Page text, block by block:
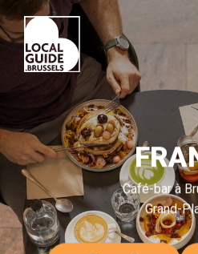
Café-bar à
Grand-